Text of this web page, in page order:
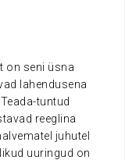
on seni üsna
lahendusena
tuntud
reeglina
juhutel
uuringud on